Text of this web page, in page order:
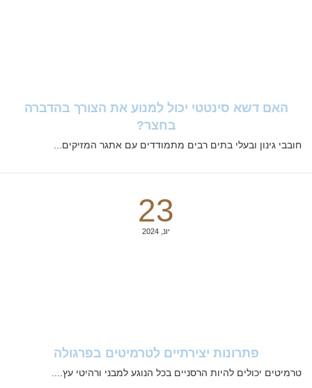
האם דשא סינטטי יכול למנוע את הצורך בהדברה
בחצר?
חובבי גינון ובעלי בתים רבים מתמודדים עם אתגר המזיקים...
23
יונ, 2024
פתרונות יצירתיים לטרמיטים בפרגולה
טרמיטים יכולים להיות הרסניים בכל הנוגע למבני ורהיטי עץ....